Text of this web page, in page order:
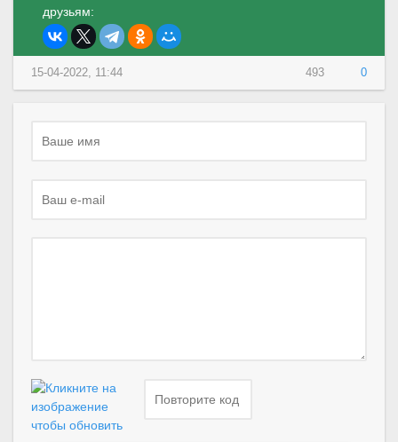
друзьям:
493 0
15-04-2022, 11:44